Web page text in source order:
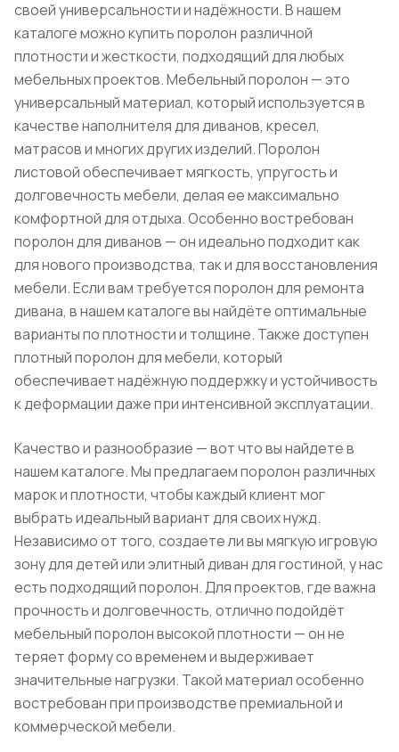
своей универсальности и надёжности. В нашем
каталоге можно купить поролон различной
плотности и жесткости, подходящий для любых
мебельных проектов. Мебельный поролон — это
универсальный материал, который используется в
качестве наполнителя для диванов, кресел,
матрасов и многих других изделий. Поролон
листовой обеспечивает мягкость, упругость и
долговечность мебели, делая ее максимально
комфортной для отдыха. Особенно востребован
поролон для диванов — он идеально подходит как
для нового производства, так и для восстановления
мебели. Если вам требуется поролон для ремонта
дивана, в нашем каталоге вы найдёте оптимальные
варианты по плотности и толщине. Также доступен
плотный поролон для мебели, который
обеспечивает надёжную поддержку и устойчивость
к деформации даже при интенсивной эксплуатации.
Качество и разнообразие — вот что вы найдете в
нашем каталоге. Мы предлагаем поролон различных
марок и плотности, чтобы каждый клиент мог
выбрать идеальный вариант для своих нужд.
Независимо от того, создаете ли вы мягкую игровую
зону для детей или элитный диван для гостиной, у нас
есть подходящий поролон. Для проектов, где важна
прочность и долговечность, отлично подойдёт
мебельный поролон высокой плотности — он не
теряет форму со временем и выдерживает
значительные нагрузки. Такой материал особенно
востребован при производстве премиальной и
коммерческой мебели.